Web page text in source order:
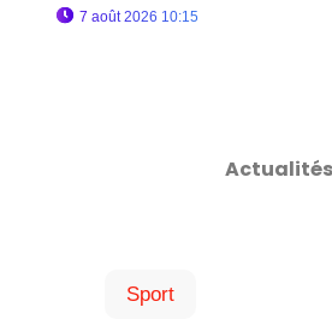
7 août 2026 10:15
Actualités
Sport